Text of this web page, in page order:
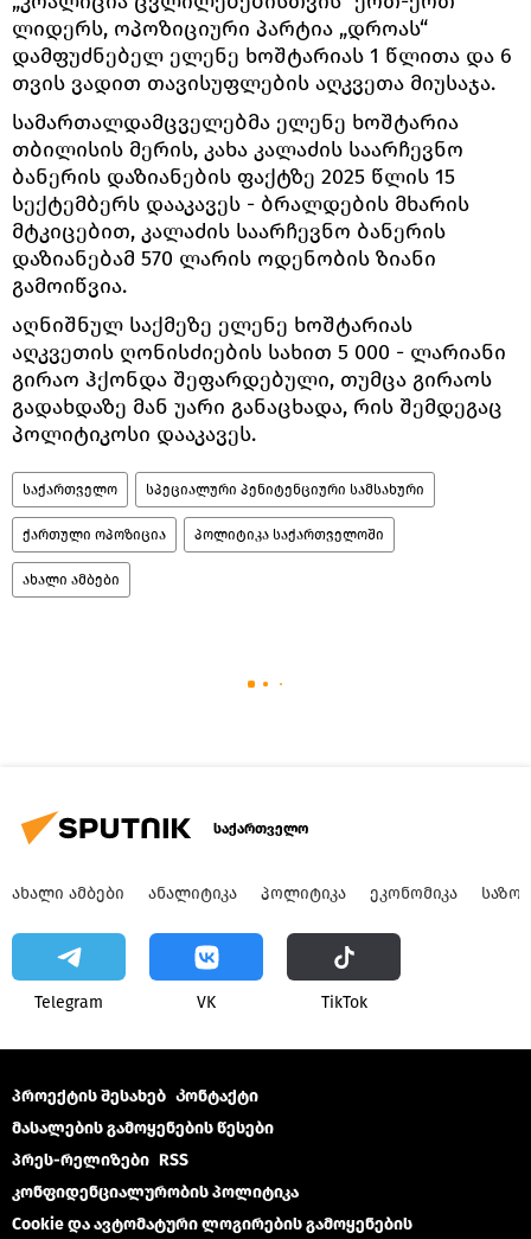
ლიდერს, ოპოზიციური პარტია „დროას“
დამფუძნებელ ელენე ხოშტარიას 1 წლითა და 6
თვის ვადით თავისუფლების აღკვეთა მიუსაჯა.
სამართალდამცველებმა ელენე ხოშტარია
თბილისის მერის, კახა კალაძის საარჩევნო
ბანერის დაზიანების ფაქტზე 2025 წლის 15
სექტემბერს დააკავეს - ბრალდების მხარის
მტკიცებით, კალაძის საარჩევნო ბანერის
დაზიანებამ 570 ლარის ოდენობის ზიანი
გამოიწვია.
აღნიშნულ საქმეზე ელენე ხოშტარიას
აღკვეთის ღონისძიების სახით 5 000 - ლარიანი
გირაო ჰქონდა შეფარდებული, თუმცა გირაოს
გადახდაზე მან უარი განაცხადა, რის შემდეგაც
პოლიტიკოსი დააკავეს.
საქართველო სპეციალური პენიტენციური სამსახური
ქართული ოპოზიცია პოლიტიკა საქართველოში
ახალი ამბები
საქართველო
ᲐᲮᲐᲚᲘ ᲐᲛᲑᲔᲑᲘ ᲐᲜᲐᲚᲘᲢᲘᲙᲐ ᲞᲝᲚᲘᲢᲘᲙᲐ ᲔᲙᲝᲜᲝᲛᲘᲙᲐ
Telegram VK ТikТоk
პროექტის შესახებ Კონტაქტი
მასალების გამოყენების წესები
პრეს-რელიზები RSS
კონფიდენციალურობის პოლიტიკა
Cookie და ავტომატური ლოგირების გამოყენების